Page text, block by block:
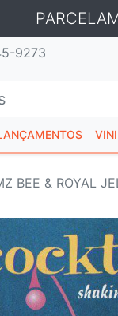
9273
BEE & ROYAL